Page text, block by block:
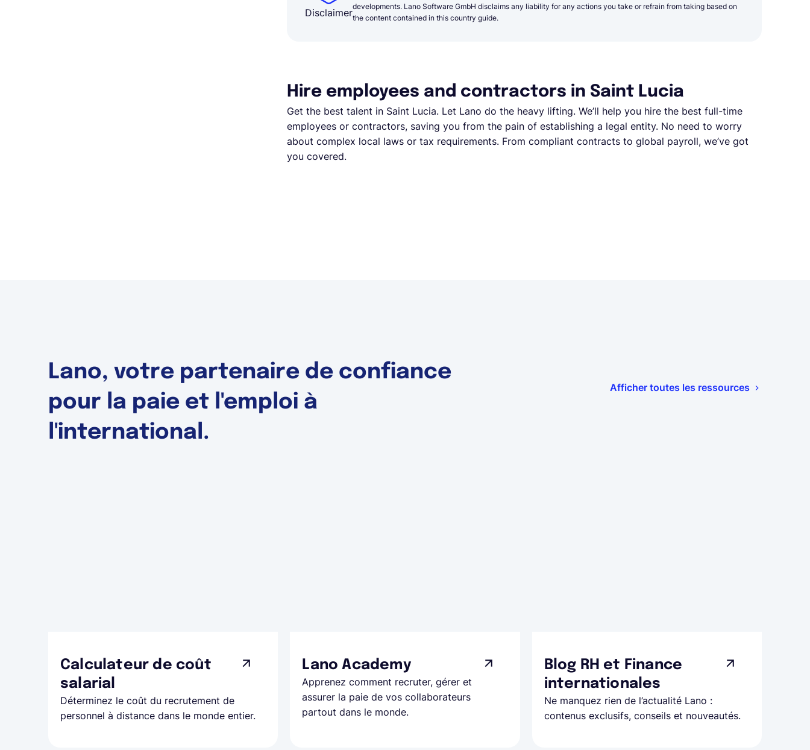
Disclaimer
developments. Lano Software GmbH disclaims any liability for any actions you take or refrain from taking based on
the content contained in this country guide.
Hire employees and contractors in Saint Lucia
Get the best talent in Saint Lucia. Let Lano do the heavy lifting. We’ll help you hire the best full-time
employees or contractors, saving you from the pain of establishing a legal entity. No need to worry
about complex local laws or tax requirements. From compliant contracts to global payroll, we’ve got
you covered.
Lano, votre partenaire de confiance
pour la paie et l'emploi à
l'international.
Afficher toutes les ressources
Calculateur de coût
salarial
Déterminez le coût du recrutement de
personnel à distance dans le monde entier.
Lano Academy
Apprenez comment recruter, gérer et
assurer la paie de vos collaborateurs
partout dans le monde.
Blog RH et Finance
internationales
Ne manquez rien de l’actualité Lano :
contenus exclusifs, conseils et nouveautés.